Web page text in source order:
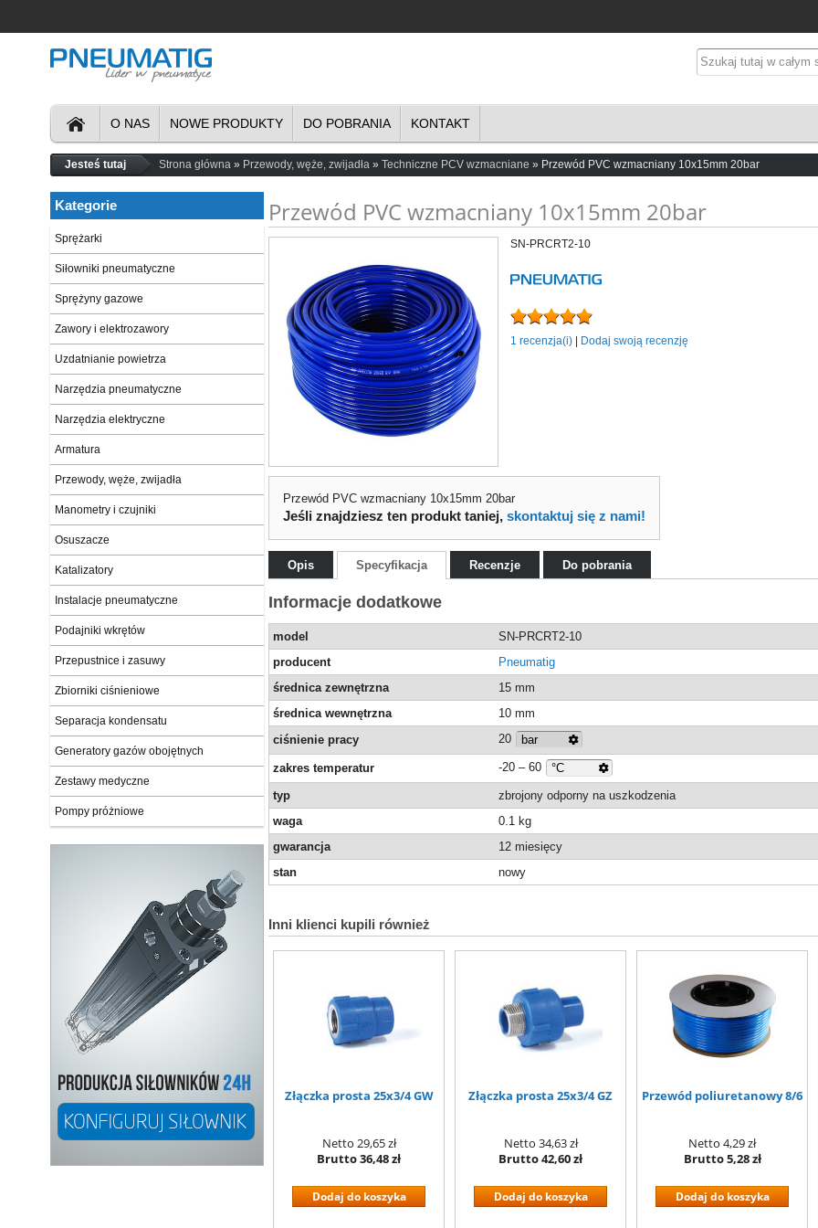
O NAS NOWE PRODUKTY DO POBRANIA KONTAKT
Jesteś tutaj Strona główna Przewody, węże, zwijadła Techniczne PCV wzmacniane Przewód PVC wzmacniany 10x15mm 20bar
Przewód PVC wzmacniany 10x15mm 20bar
SN-PRCRT2-10
1 recenzja(i) Dodaj swoją recenzję
Przewód PVC wzmacniany 10x15mm 20bar
Jeśli znajdziesz ten produkt taniej,skontaktuj się z nami!
Opis Specyfikacja Recenzje Do pobrania
Informacje dodatkowe
model
SN-PRCRT2-10
producent
Pneumatig
średnica zewnętrzna
15 mm
średnica wewnętrzna
10 mm
ciśnienie pracy
20
zakres temperatur -20 – 60
typ
zbrojony odporny na uszkodzenia
waga
0.1 kg
gwarancja
12 miesięcy
stan
nowy
Inni klienci kupili również
Złączka prosta 25x3/4 GW
Netto 29,65 zł
Brutto36,48 zł
Dodaj do koszyka
Złączka prosta 25x3/4 GZ
Netto 34,63 zł
Brutto42,60 zł
Dodaj do koszyka
Przewód poliuretanowy 8/6
Netto 4,29 zł
Brutto5,28 zł
Dodaj do koszyka
Kategorie
Sprężarki
Siłowniki pneumatyczne
Sprężyny gazowe
Zawory i elektrozawory
Uzdatnianie powietrza
Narzędzia pneumatyczne
Narzędzia elektryczne
Armatura
Przewody, węże, zwijadła
Manometry i czujniki
Osuszacze
Katalizatory
Instalacje pneumatyczne
Podajniki wkrętów
Przepustnice i zasuwy
Zbiorniki ciśnieniowe
Separacja kondensatu
Generatory gazów obojętnych
Zestawy medyczne
Pompy próżniowe